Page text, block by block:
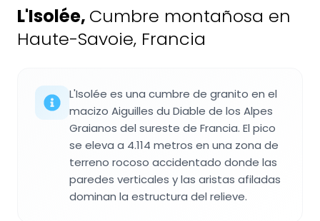
L'Isolée, Cumbre montañosa en
Haute-Savoie, Francia
L'Isolée es una cumbre de granito en el
macizo Aiguilles du Diable de los Alpes
Graianos del sureste de Francia. El pico
se eleva a 4.114 metros en una zona de
terreno rocoso accidentado donde las
paredes verticales y las aristas afiladas
dominan la estructura del relieve.